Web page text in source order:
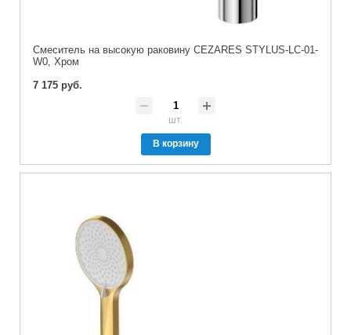
Смеситель на высокую раковину CEZARES STYLUS-LC-01-
W0, Хром
7 175 руб.
шт.
В корзину